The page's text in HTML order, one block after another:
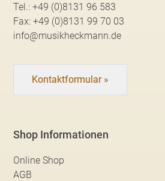
Tel.:+49 (0)8131 96 583
Fax:+49 (0)8131 99 70 03
info@musikheckmann.de
Kontaktformular »
Shop Informationen
Online Shop
AGB